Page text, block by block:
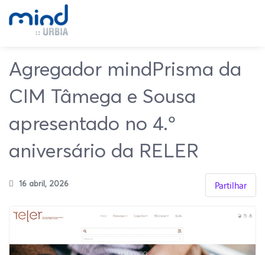
Agregador mindPrisma da
CIM Tâmega e Sousa
apresentado no 4.º
aniversário da RELER
Partilhar
16 abril, 2026